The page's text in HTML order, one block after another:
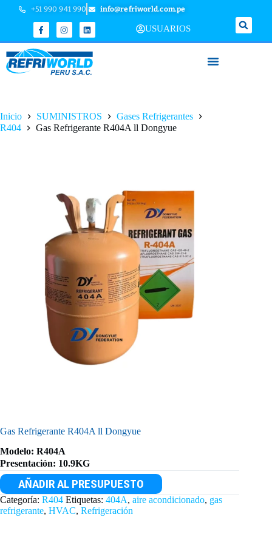
+51 990 941 990 info@refriworld.com.pe
USUARIOS
Inicio SUMINISTROS
Gases Refrigerantes
R404
Gas Refrigerante R404A ll Dongyue
Gas Refrigerante R404A ll Dongyue
Modelo: R404A
Presentación: 10.9KG
AÑADIR AL PRESUPUESTO
Categoría: R404 Etiquetas: 404A, aire acondicionado, gas
refrigerante, HVAC, Refrigeración